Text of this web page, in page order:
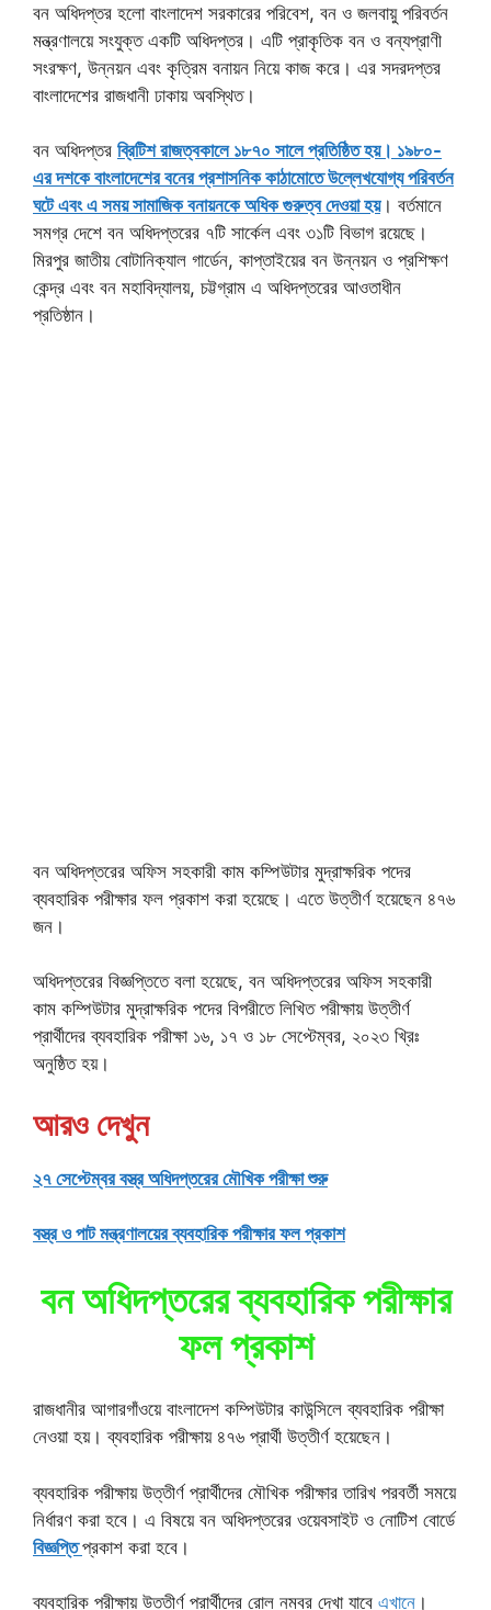
বন অধিদপ্তর হলো বাংলাদেশ সরকারের পরিবেশ, বন ও জলবায়ু পরিবর্তন
মন্ত্রণালয়ে সংযুক্ত একটি অধিদপ্তর। এটি প্রাকৃতিক বন ও বন্যপ্রাণী
সংরক্ষণ, উন্নয়ন এবং কৃত্রিম বনায়ন নিয়ে কাজ করে। এর সদরদপ্তর
বাংলাদেশের রাজধানী ঢাকায় অবস্থিত।
বন অধিদপ্তর ব্রিটিশ রাজত্বকালে ১৮৭০ সালে প্রতিষ্ঠিত হয়। ১৯৮০-
এর দশকে বাংলাদেশের বনের প্রশাসনিক কাঠামোতে উল্লেখযোগ্য পরিবর্তন
ঘটে এবং এ সময় সামাজিক বনায়নকে অধিক গুরুত্ব দেওয়া হয়। বর্তমানে
সমগ্র দেশে বন অধিদপ্তরের ৭টি সার্কেল এবং ৩১টি বিভাগ রয়েছে।
মিরপুর জাতীয় বোটানিক্যাল গার্ডেন, কাপ্তাইয়ের বন উন্নয়ন ও প্রশিক্ষণ
কেন্দ্র এবং বন মহাবিদ্যালয়, চট্টগ্রাম এ অধিদপ্তরের আওতাধীন
প্রতিষ্ঠান।
বন অধিদপ্তরের অফিস সহকারী কাম কম্পিউটার মুদ্রাক্ষরিক পদের
ব্যবহারিক পরীক্ষার ফল প্রকাশ করা হয়েছে। এতে উত্তীর্ণ হয়েছেন ৪৭৬
জন।
অধিদপ্তরের বিজ্ঞপ্তিতে বলা হয়েছে, বন অধিদপ্তরের অফিস সহকারী
কাম কম্পিউটার মুদ্রাক্ষরিক পদের বিপরীতে লিখিত পরীক্ষায় উত্তীর্ণ
প্রার্থীদের ব্যবহারিক পরীক্ষা ১৬, ১৭ ও ১৮ সেপ্টেম্বর, ২০২৩ খ্রিঃ
অনুষ্ঠিত হয়।
আরও দেখুন
২৭ সেপ্টেম্বর বস্ত্র অধিদপ্তরের মৌখিক পরীক্ষা শুরু
বস্ত্র ও পাট মন্ত্রণালয়ের ব্যবহারিক পরীক্ষার ফল প্রকাশ
বন অধিদপ্তরের ব্যবহারিক পরীক্ষার
ফল প্রকাশ
রাজধানীর আগারগাঁওয়ে বাংলাদেশ কম্পিউটার কাউন্সিলে ব্যবহারিক পরীক্ষা
নেওয়া হয়। ব্যবহারিক পরীক্ষায় ৪৭৬ প্রার্থী উত্তীর্ণ হয়েছেন।
ব্যবহারিক পরীক্ষায় উত্তীর্ণ প্রার্থীদের মৌখিক পরীক্ষার তারিখ পরবর্তী সময়ে
নির্ধারণ করা হবে। এ বিষয়ে বন অধিদপ্তরের ওয়েবসাইট ও নোটিশ বোর্ডে
বিজ্ঞপ্তিপ্রকাশ করা হবে।
ব্যবহারিক পরীক্ষায় উত্তীর্ণ প্রার্থীদের রোল নম্বর দেখা যাবে এখানে ।